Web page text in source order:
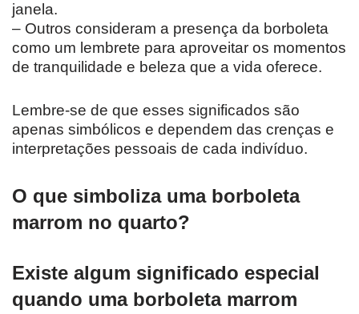
janela.
– Outros consideram a presença da borboleta
como um lembrete para aproveitar os momentos
de tranquilidade e beleza que a vida oferece.
Lembre-se de que esses significados são
apenas simbólicos e dependem das crenças e
interpretações pessoais de cada indivíduo.
O que simboliza uma borboleta
marrom no quarto?
Existe algum significado especial
quando uma borboleta marrom